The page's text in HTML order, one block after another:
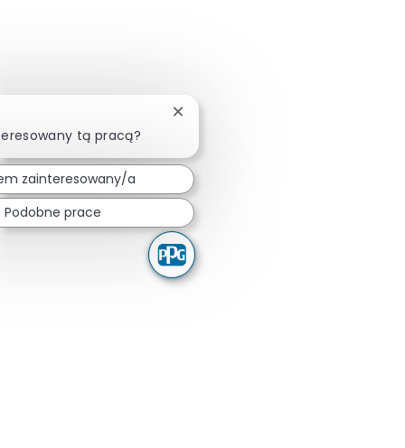
tą pracą?
Zamknij powiadomienie chatbota
zainteresowany/a
Podobne prace